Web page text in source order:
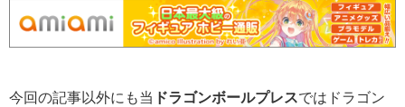
今回の記事以外にも当 ドラゴンボールプレスではドラゴン